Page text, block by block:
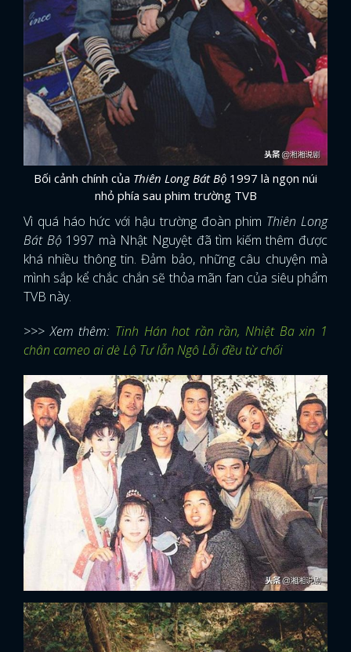
Bối cảnh chính của Thiên Long Bát Bộ 1997 là ngọn núi
nhỏ phía sau phim trường TVB
Vì quá háo hức với hậu trường đoàn phim Thiên Long
Bát Bộ 1997 mà Nhật Nguyệt đã tìm kiếm thêm được
khá nhiều thông tin. Đảm bảo, những câu chuyện mà
mình sắp kể chắc chắn sẽ thỏa mãn fan của siêu phẩm
TVB này.
>>> Xem thêm: Tinh Hán hot rần rần, Nhiệt Ba xin 1
chân cameo ai dè Lộ Tư lẫn Ngô Lỗi đều từ chối